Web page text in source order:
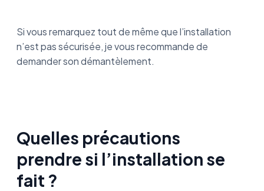
Si vous remarquez tout de même que l’installation
n’est pas sécurisée, je vous recommande de
demander son démantèlement.
Quelles précautions
prendre si l’installation se
fait ?